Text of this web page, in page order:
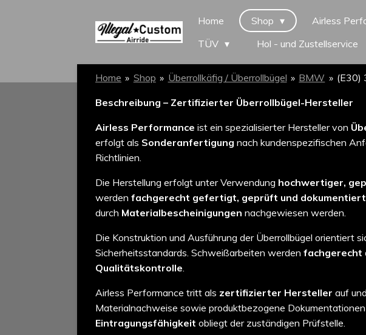
Home Shop Airless
TÜV
Hol - und Zustellservice
Home » Shop » Überrollkäfig / Überrollbügel » BMW » (E30)
Beschreibung – Zertifizierter Überrollbügel-Hersteller
Airless Performance ist ein spezialisierter Hersteller von
erfolgt als Sonderanfertigung nach kundenspezifischen
Richtlinien.
Die Herstellung erfolgt unter Verwendung hochwertiger,
werden fachgerecht gefertigt, geprüft und dokumentiert
durch Materialbescheinigungen nachgewiesen werden.
Die Konstruktion und Ausführung der Überrollbügel orientiert
Sicherheitsstandards. Schweißarbeiten werden fachgerecht
Qualitätskontrolle.
Airless Performance tritt als zertifizierter Hersteller auf
Materialnachweise sowie produktbezogene
Eintragungsfähigkeit obliegt der zuständigen Prüfstelle.